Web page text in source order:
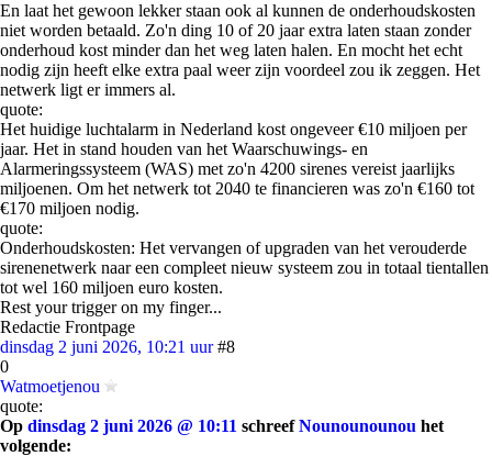
En laat het gewoon lekker staan ook al kunnen de onderhoudskosten
niet worden betaald. Zo'n ding 10 of 20 jaar extra laten staan zonder
onderhoud kost minder dan het weg laten halen. En mocht het echt
nodig zijn heeft elke extra paal weer zijn voordeel zou ik zeggen. Het
netwerk ligt er immers al.
quote:
Het huidige luchtalarm in Nederland kost ongeveer €10 miljoen per
jaar. Het in stand houden van het Waarschuwings- en
Alarmeringssysteem (WAS) met zo'n 4200 sirenes vereist jaarlijks
miljoenen. Om het netwerk tot 2040 te financieren was zo'n €160 tot
€170 miljoen nodig.
quote:
Onderhoudskosten: Het vervangen of upgraden van het verouderde
sirenenetwerk naar een compleet nieuw systeem zou in totaal tientallen
tot wel 160 miljoen euro kosten.
Rest your trigger on my finger...
Redactie Frontpage
dinsdag 2 juni 2026, 10:21 uur #8
0
Watmoetjenou
quote:
Op dinsdag 2 juni 2026 @ 10:11 schreefNounounounou het
volgende: